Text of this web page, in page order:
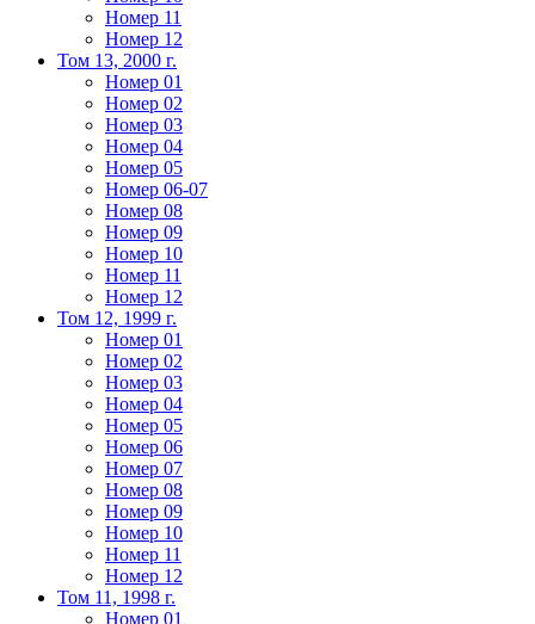
Номер 11
Номер 12
Том 13, 2000 г.
Номер 01
Номер 02
Номер 03
Номер 04
Номер 05
Номер 06-07
Номер 08
Номер 09
Номер 10
Номер 11
Номер 12
Том 12, 1999 г.
Номер 01
Номер 02
Номер 03
Номер 04
Номер 05
Номер 06
Номер 07
Номер 08
Номер 09
Номер 10
Номер 11
Номер 12
Том 11, 1998 г.
Номер 01